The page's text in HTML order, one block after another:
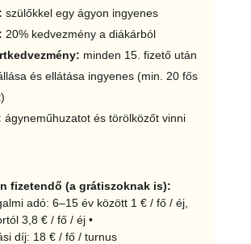
szülőkkel egy ágyon ingyenes
20% kedvezmény a diákárból
minden 15. fizető után
és ellátása ingyenes (min. 20 fős
ágyneműhuzatot és törölközőt vinni
fizetendő (a grátiszoknak is):
adó: 6–15 év között 1 € / fő / éj,
3,8 € / fő / éj •
díj: 18 € / fő / turnus